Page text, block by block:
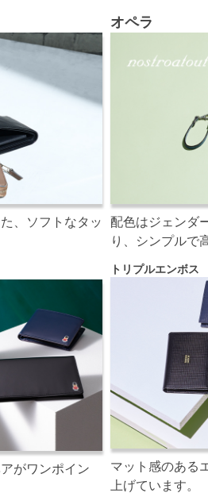
、ソフトなタッ
オペラ
配色はジェンダ
り、シンプルで
がワンポイン
トリプルエンボス
マット感のある
上げています。